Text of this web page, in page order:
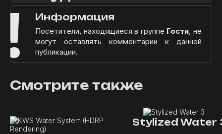
! Информация
Посетители, находящиеся в группе Гости, не
могут оставлять комментарии к данной
публикации.
Смотрите также
Stylized Water